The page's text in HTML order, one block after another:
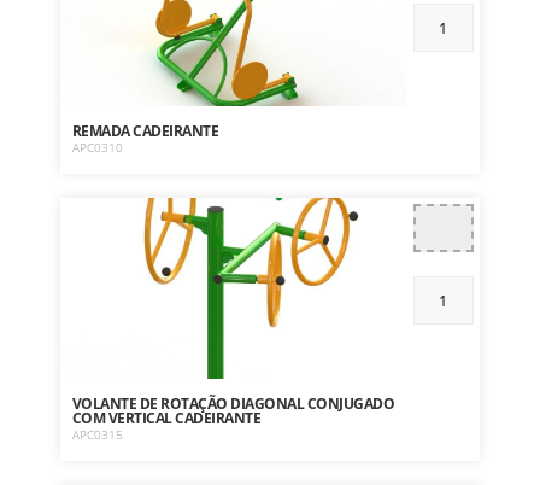
REMADA CADEIRANTE
APC0310
VOLANTE DE ROTAÇÃO DIAGONAL CONJUGADO
COM VERTICAL CADEIRANTE
APC0315